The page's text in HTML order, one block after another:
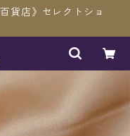
貨店》セレクトショ